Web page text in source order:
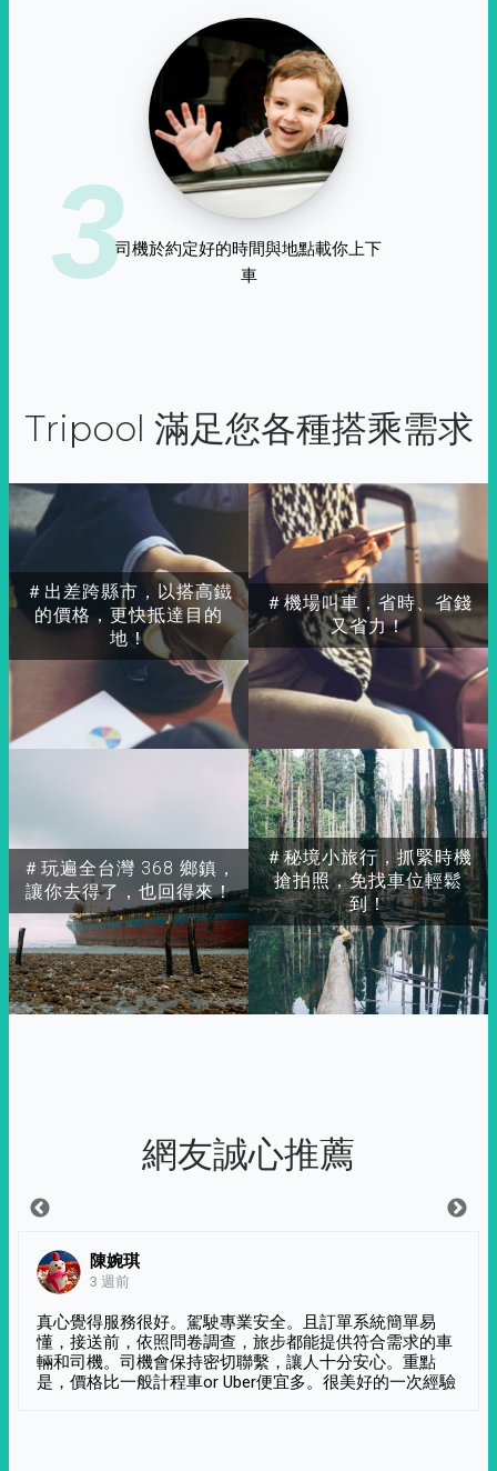
3司機於約定好的時間與地點載你上下
車
Tripool 滿足您各種搭乘需求
＃出差跨縣市，以搭高鐵
的價格，更快抵達目的
地！
＃玩遍全台灣 368 鄉鎮，
讓你去得了，也回得來！
＃秘境小旅行，抓緊時機
搶拍照，免找車位輕鬆
到！
＃機場叫車，省時、省錢
又省力！
網友誠心推薦
陳婉琪
3 週前
真心覺得服務很好。駕駛專業安全。且訂單系統簡單易
懂，接送前，依照問卷調查，旅步都能提供符合需求的車
輛和司機。司機會保持密切聯繫，讓人十分安心。重點
是，價格比一般計程車or Uber便宜多。很美好的一次經驗